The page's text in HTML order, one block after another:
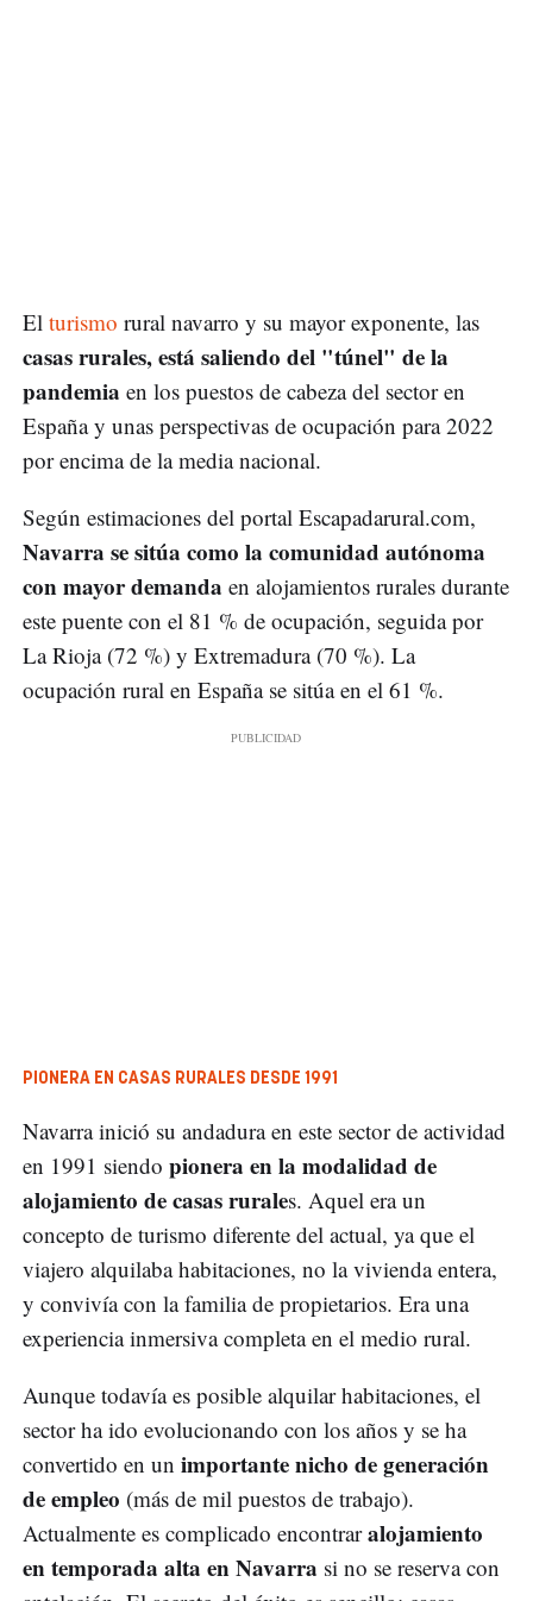
El turismo rural navarro y su mayor exponente, las
casas rurales, está saliendo del "túnel" de la
pandemia en los puestos de cabeza del sector en
España y unas perspectivas de ocupación para 2022
por encima de la media nacional.
Según estimaciones del portal Escapadarural.com,
Navarra se sitúa como la comunidad autónoma
con mayor demanda en alojamientos rurales durante
este puente con el 81 % de ocupación, seguida por
La Rioja (72 %) y Extremadura (70 %). La
ocupación rural en España se sitúa en el 61 %.
PIONERA EN CASAS RURALES DESDE 1991
Navarra inició su andadura en este sector de actividad
en 1991 siendo pionera en la modalidad de
alojamiento de casas rurales. Aquel era un
concepto de turismo diferente del actual, ya que el
viajero alquilaba habitaciones, no la vivienda entera,
y convivía con la familia de propietarios. Era una
experiencia inmersiva completa en el medio rural.
Aunque todavía es posible alquilar habitaciones, el
sector ha ido evolucionando con los años y se ha
convertido en un importante nicho de generación
de empleo (más de mil puestos de trabajo).
Actualmente es complicado encontraralojamiento
en temporada alta en Navarra si no se reserva con